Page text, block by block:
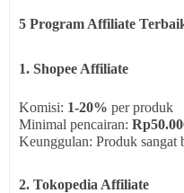
5 Program Affiliate
1. Shopee Affiliate
Komisi: 1-20% per produk
Minimal pencairan:
Keunggulan: Produk sangat
2. Tokopedia Affiliate